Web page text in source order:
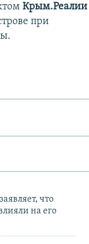
Крым.Реалии
при
что
на его